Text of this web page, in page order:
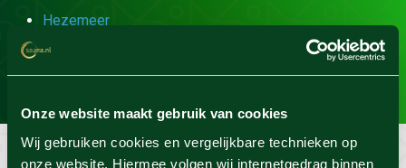
Onze website maakt gebruik van cookies
Wij gebruiken cookies en vergelijkbare technieken op
onze website. Hiermee volgen wij internetgedrag binnen
Hezemeer
MEER INFO